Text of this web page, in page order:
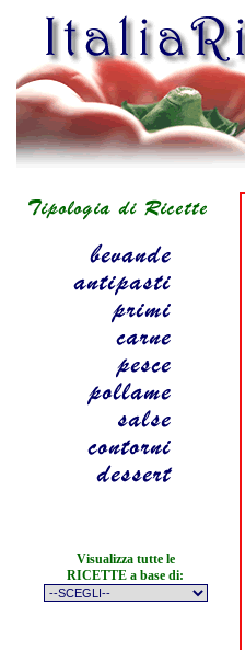
Visualizza tutte le
RICETTE a base di: